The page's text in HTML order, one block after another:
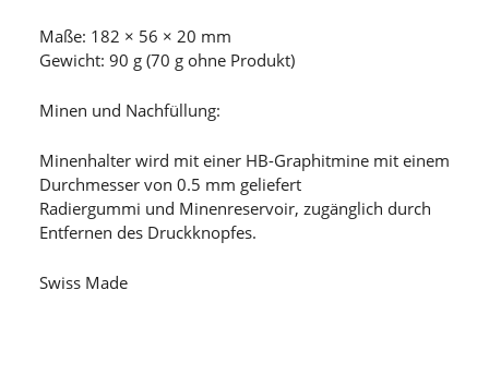
Maße: 182 × 56 × 20 mm
Gewicht: 90 g (70 g ohne Produkt)
Minen und Nachfüllung:
Minenhalter wird mit einer HB-Graphitmine mit einem
Durchmesser von 0.5 mm geliefert
Radiergummi und Minenreservoir, zugänglich durch
Entfernen des Druckknopfes.
Swiss Made